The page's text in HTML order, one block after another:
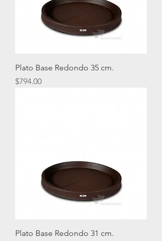
Plato Base Redondo 35 cm.
Precio
$794.00
Plato Base Redondo 31 cm.